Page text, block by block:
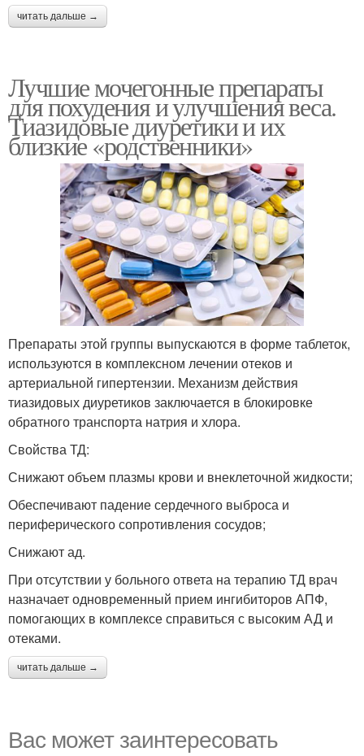
читать дальше →
Лучшие мочегонные препараты
для похудения и улучшения веса.
Тиазидовые диуретики и их
близкие «родственники»
Препараты этой группы выпускаются в форме таблеток,
используются в комплексном лечении отеков и
артериальной гипертензии. Механизм действия
тиазидовых диуретиков заключается в блокировке
обратного транспорта натрия и хлора.
Свойства ТД:
Снижают объем плазмы крови и внеклеточной жидкости;
Обеспечивают падение сердечного выброса и
периферического сопротивления сосудов;
Снижают ад.
При отсутствии у больного ответа на терапию ТД врач
назначает одновременный прием ингибиторов АПФ,
помогающих в комплексе справиться с высоким АД и
отеками.
читать дальше →
Вас может заинтересовать